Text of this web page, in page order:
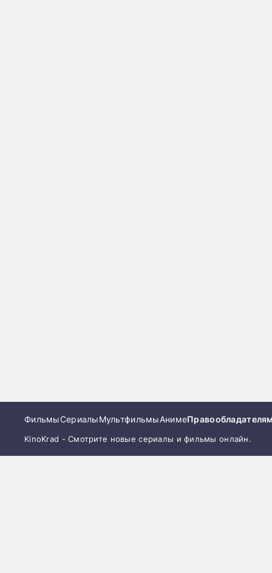
ФильмыСериалыМультфильмыАниме
KinoKrad - Смотрите новые сериалы и фильмы онлайн.